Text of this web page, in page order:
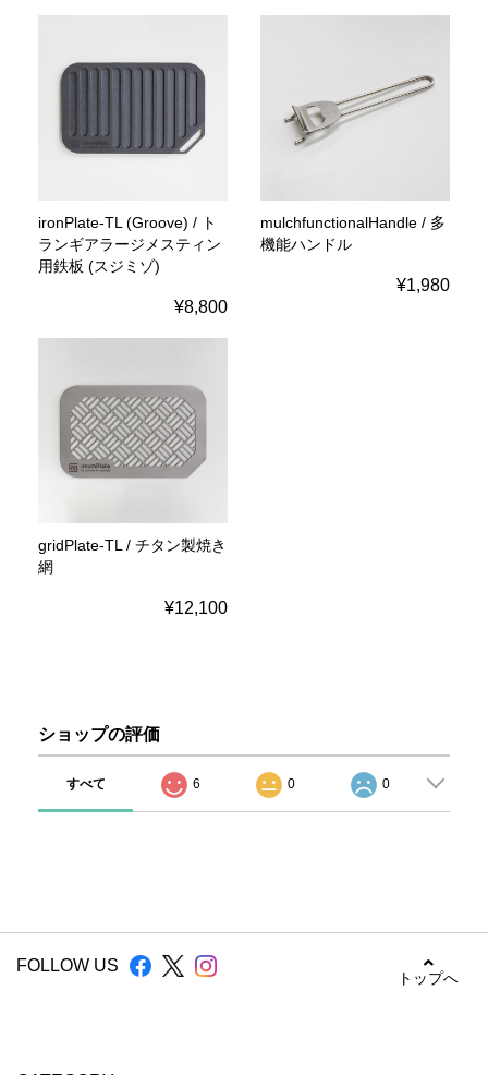
ironPlate-TL (Groove) / ト
ランギアラージメスティン
用鉄板 (スジミゾ)
¥8,800
mulchfunctionalHandle / 多
機能ハンドル
¥1,980
gridPlate-TL / チタン製焼き
網
¥12,100
ショップの評価
すべて 6 0 0
FOLLOW US
トップへ